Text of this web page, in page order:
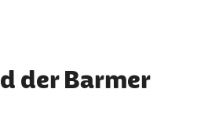
der Barmer